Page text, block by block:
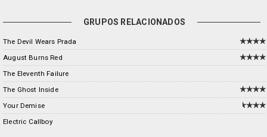
GRUPOS RELACIONADOS
The Devil Wears Prada
August Burns Red
The Eleventh Failure
The Ghost Inside
Your Demise
Electric Callboy